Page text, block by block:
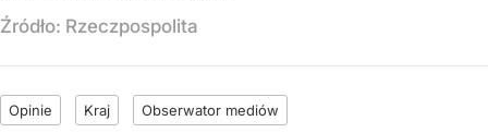
Źródło: Rzeczpospolita
Opinie Kraj Obserwator mediów